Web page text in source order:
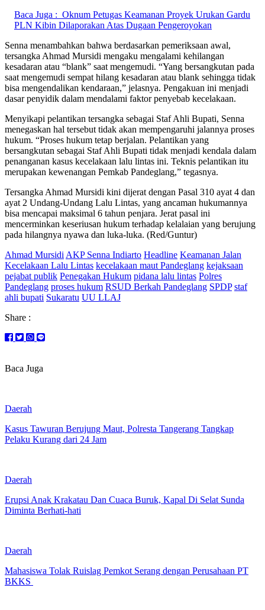
Baca Juga : Oknum Petugas Keamanan Proyek Urukan Gardu
PLN Kibin Dilaporakan Atas Dugaan Pengeroyokan
Senna menambahkan bahwa berdasarkan pemeriksaan awal,
tersangka Ahmad Mursidi mengaku mengalami kehilangan
kesadaran atau “blank” saat mengemudi. “Yang bersangkutan pada
saat mengemudi sempat hilang kesadaran atau blank sehingga tidak
bisa mengendalikan kendaraan,” jelasnya. Pengakuan ini menjadi
dasar penyidik dalam mendalami faktor penyebab kecelakaan.
Menyikapi pelantikan tersangka sebagai Staf Ahli Bupati, Senna
menegaskan hal tersebut tidak akan mempengaruhi jalannya proses
hukum. “Proses hukum tetap berjalan. Pelantikan yang
bersangkutan sebagai Staf Ahli Bupati tidak menjadi kendala dalam
penanganan kasus kecelakaan lalu lintas ini. Teknis pelantikan itu
merupakan kewenangan Pemkab Pandeglang,” tegasnya.
Tersangka Ahmad Mursidi kini dijerat dengan Pasal 310 ayat 4 dan
ayat 2 Undang-Undang Lalu Lintas, yang ancaman hukumannya
bisa mencapai maksimal 6 tahun penjara. Jerat pasal ini
mencerminkan keseriusan hukum terhadap kelalaian yang berujung
pada hilangnya nyawa dan luka-luka. (Red/Guntur)
Ahmad Mursidi AKP Senna Indiarto Headline Keamanan Jalan
Kecelakaan Lalu Lintas kecelakaan maut Pandeglang kejaksaan
pejabat publik Penegakan Hukum pidana lalu lintas Polres
Pandeglang proses hukum RSUD Berkah Pandeglang SPDP staf
ahli bupati Sukaratu UU LLAJ
Share :
Baca Juga
Daerah
Kasus Tawuran Berujung Maut, Polresta Tangerang Tangkap
Pelaku Kurang dari 24 Jam
Daerah
Erupsi Anak Krakatau Dan Cuaca Buruk, Kapal Di Selat Sunda
Diminta Berhati-hati
Daerah
Mahasiswa Tolak Ruislag Pemkot Serang dengan Perusahaan PT
BKKS